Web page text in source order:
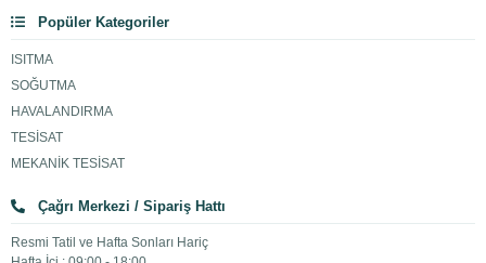
Popüler Kategoriler
ISITMA
SOĞUTMA
HAVALANDIRMA
TESİSAT
MEKANİK TESİSAT
Çağrı Merkezi / Sipariş Hattı
Resmi Tatil ve Hafta Sonları Hariç